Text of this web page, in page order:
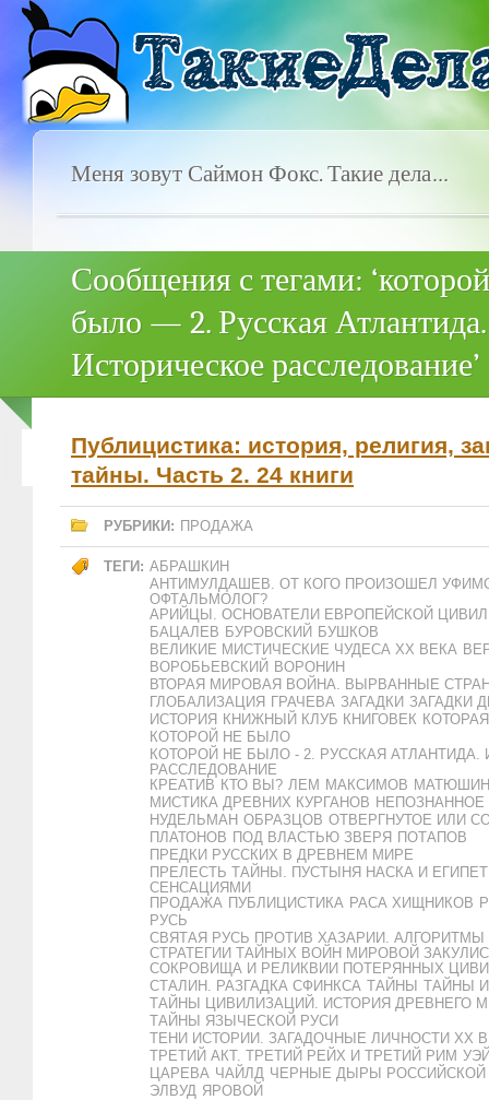
Меня зовут Саймон Фокс. Такие дела…
Сообщения с тегами:
было — 2. Русская Атлантида.
Историческое расследование’
Публицистика: история, религия,
тайны. Часть 2. 24 книги
РУБРИКИ: ПРОДАЖА
ТЕГИ: АБРАШКИН
АНТИМУЛДАШЕВ. ОТ КОГО ПРОИЗОШЕЛ
ОФТАЛЬМОЛОГ?
АРИЙЦЫ. ОСНОВАТЕЛИ ЕВРОПЕЙСКОЙ
БАЦАЛЕВ БУРОВСКИЙ БУШКОВ
ВЕЛИКИЕ МИСТИЧЕСКИЕ ЧУДЕСА XX ВЕКА
ВОРОБЬЕВСКИЙ ВОРОНИН
ВТОРАЯ МИРОВАЯ ВОЙНА. ВЫРВАННЫЕ
ГЛОБАЛИЗАЦИЯ ГРАЧЕВА ЗАГАДКИ ЗАГАДКИ
ИСТОРИЯ КНИЖНЫЙ КЛУБ КНИГОВЕК
КОТОРОЙ НЕ БЫЛО
КОТОРОЙ НЕ БЫЛО - 2. РУССКАЯ АТЛАНТИДА.
РАССЛЕДОВАНИЕ
КРЕАТИВ КТО ВЫ? ЛЕМ МАКСИМОВ МАТЮШИН
МИСТИКА ДРЕВНИХ КУРГАНОВ НЕПОЗНАННОЕ
НУДЕЛЬМАН ОБРАЗЦОВ ОТВЕРГНУТОЕ ИЛИ
ПЛАТОНОВ ПОД ВЛАСТЬЮ ЗВЕРЯ ПОТАПОВ
ПРЕДКИ РУССКИХ В ДРЕВНЕМ МИРЕ
ПРЕЛЕСТЬ ТАЙНЫ. ПУСТЫНЯ НАСКА И
СЕНСАЦИЯМИ
ПРОДАЖА ПУБЛИЦИСТИКА РАСА ХИЩНИКОВ
РУСЬ
СВЯТАЯ РУСЬ ПРОТИВ ХАЗАРИИ. АЛГОРИТМЫ
СТРАТЕГИИ ТАЙНЫХ ВОЙН МИРОВОЙ
СОКРОВИЩА И РЕЛИКВИИ ПОТЕРЯННЫХ
СТАЛИН. РАЗГАДКА СФИНКСА ТАЙНЫ ТАЙНЫ
ТАЙНЫ ЦИВИЛИЗАЦИЙ. ИСТОРИЯ ДРЕВНЕГО
ТАЙНЫ ЯЗЫЧЕСКОЙ РУСИ
ТЕНИ ИСТОРИИ. ЗАГАДОЧНЫЕ ЛИЧНОСТИ XX
ТРЕТИЙ АКТ. ТРЕТИЙ РЕЙХ И ТРЕТИЙ РИМ
ЦАРЕВА ЧАЙЛД ЧЕРНЫЕ ДЫРЫ РОССИЙСКОЙ
ЭЛВУД ЯРОВОЙ